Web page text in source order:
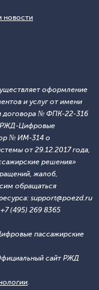
новости
оформление
и услуг от имени
договора № ФПК-22-316
Цифровые
№ ИМ-314 о
от 29.12.2017 года,
решения»
жалоб,
обращаться
support@poezd.ru
(495) 269 8365
пассажирские
сайт РЖД
.